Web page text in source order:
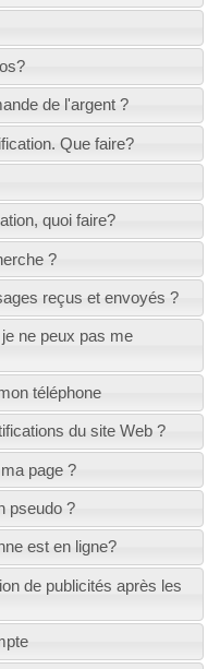
de l'argent ?
Que faire?
quoi faire?
?
reçus et envoyés ?
ne peux pas me
téléphone
du site Web ?
page ?
pseudo ?
est en ligne?
de publicités après les